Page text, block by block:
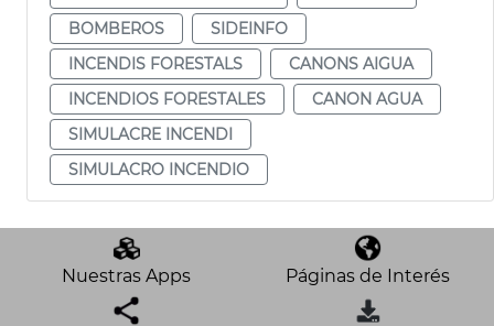
BOMBEROS
SIDEINFO
INCENDIS FORESTALS
CANONS AIGUA
INCENDIOS FORESTALES
CANON AGUA
SIMULACRE INCENDI
SIMULACRO INCENDIO
Nuestras Apps Páginas de Interés